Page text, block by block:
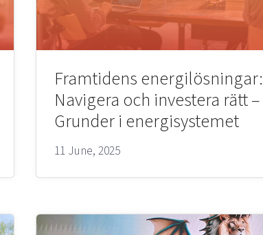
Framtidens energilösningar:
Navigera och investera rätt –
Grunder i energisystemet
11 June, 2025